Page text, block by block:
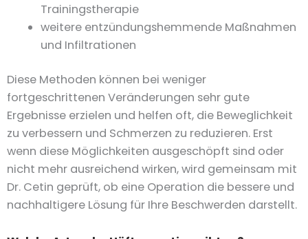
Trainingstherapie
weitere entzündungshemmende Maßnahmen
und Infiltrationen
Diese Methoden können bei weniger
fortgeschrittenen Veränderungen sehr gute
Ergebnisse erzielen und helfen oft, die Beweglichkeit
zu verbessern und Schmerzen zu reduzieren. Erst
wenn diese Möglichkeiten ausgeschöpft sind oder
nicht mehr ausreichend wirken, wird gemeinsam mit
Dr. Cetin geprüft, ob eine Operation die bessere und
nachhaltigere Lösung für Ihre Beschwerden darstellt.